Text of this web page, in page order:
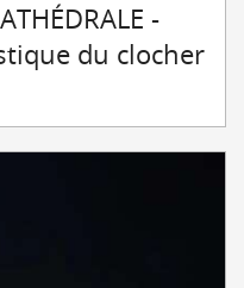
-
du clocher